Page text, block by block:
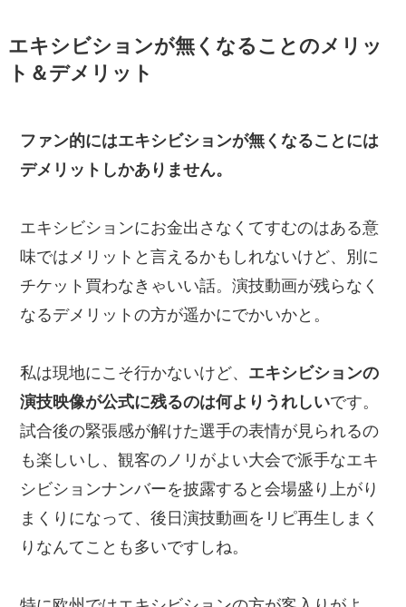
エキシビションが無くなることのメリッ
ト＆デメリット
ファン的にはエキシビションが無くなることには
デメリットしかありません。
エキシビションにお金出さなくてすむのはある意
味ではメリットと言えるかもしれないけど、別に
チケット買わなきゃいい話。演技動画が残らなく
なるデメリットの方が遥かにでかいかと。
私は現地にこそ行かないけど、 エキシビションの
演技映像が公式に残るのは何よりうれしいです。
試合後の緊張感が解けた選手の表情が見られるの
も楽しいし、観客のノリがよい大会で派手なエキ
シビションナンバーを披露すると会場盛り上がり
まくりになって、後日演技動画をリピ再生しまく
りなんてことも多いですしね。